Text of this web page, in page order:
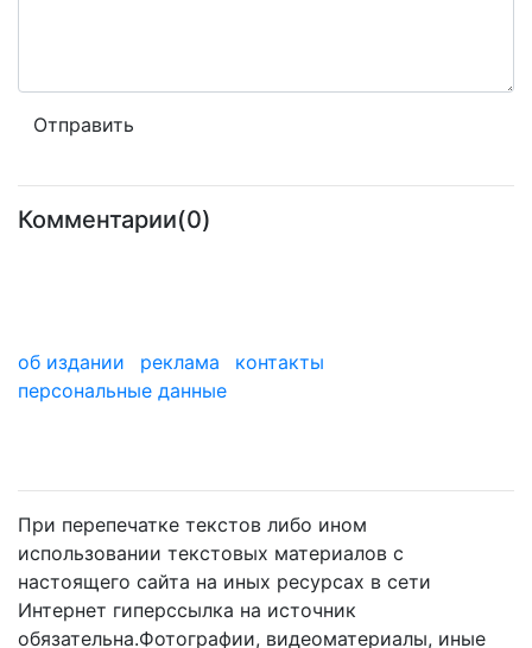
Комментарии(0)
об издании реклама
контакты
персональные данные
При перепечатке текстов либо ином
использовании текстовых материалов с
настоящего сайта на иных ресурсах в сети
Интернет гиперссылка на источник
обязательна.Фотографии, видеоматериалы, иные